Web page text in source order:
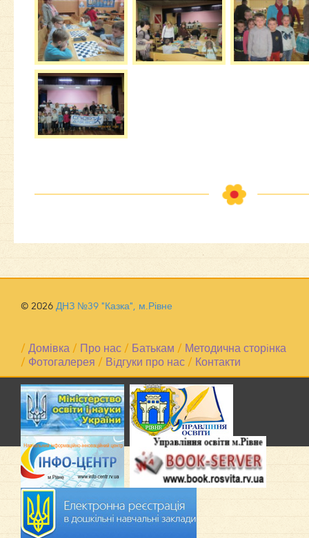
© 2026 ДНЗ №39 "Казка", м.Рівне
/ Домівка / Про нас / Батькам / Методична сторiнка
/ Фотогалерея / Вiдгуки про нас / Контакти